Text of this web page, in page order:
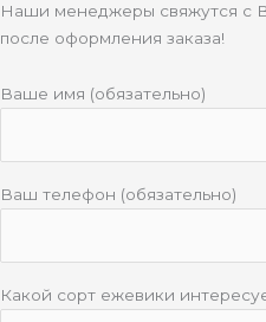
Наши менеджеры свяжутся с
после оформления заказа!
Ваше имя (обязательно)
Ваш телефон (обязательно)
Какой сорт ежевики